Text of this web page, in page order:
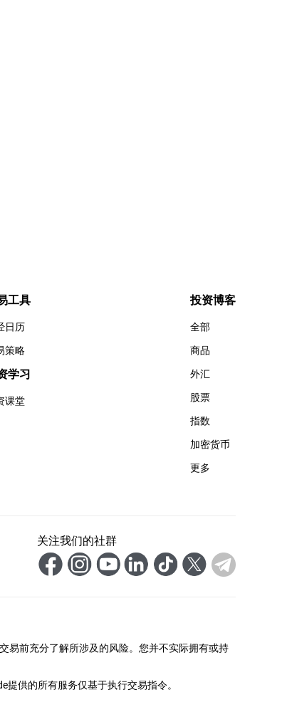
工具
日历
策略
学习
课堂
投资博客
全部
商品
外汇
股票
指数
加密货币
更多
关注我们的社群
易前充分了解所涉及的风险。您并不实际拥有或持
供的所有服务仅基于执行交易指令。